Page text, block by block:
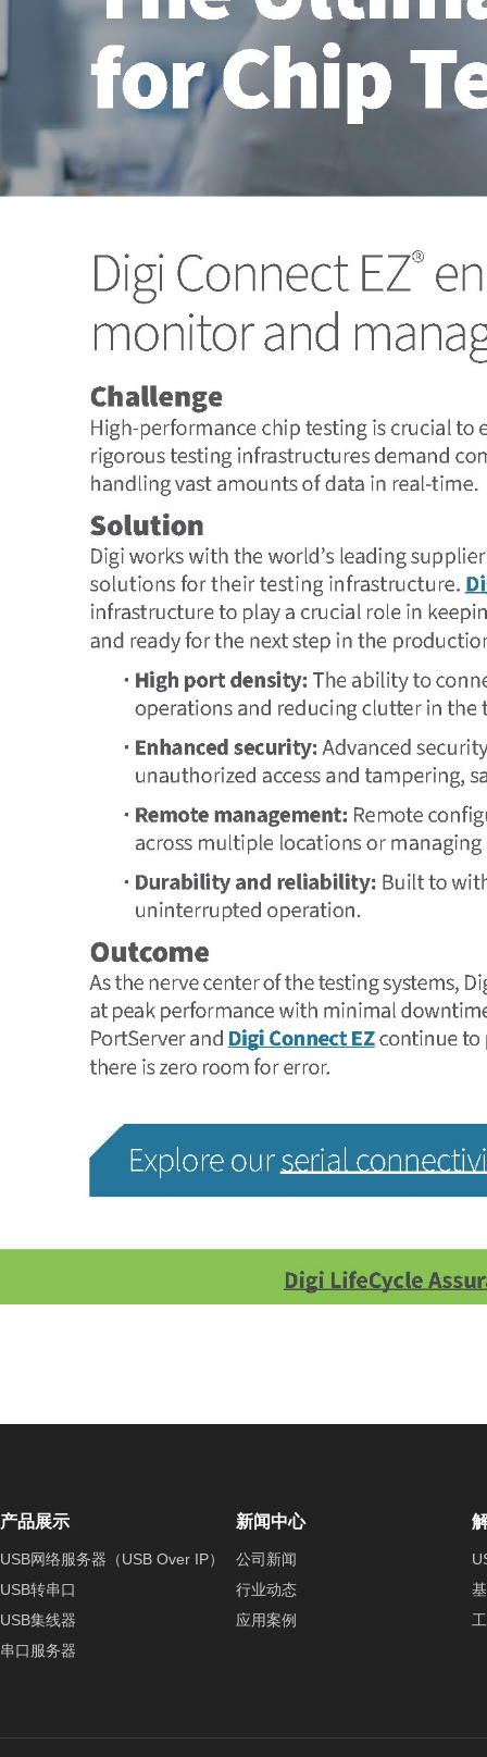
产品展示
USB网络服务器（USB Over IP）
USB转串口
USB集线器
串口服务器
新闻中心
公司新闻
行业动态
应用案例